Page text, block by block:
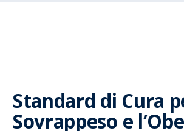
Standard di Cura
Sovrappeso e